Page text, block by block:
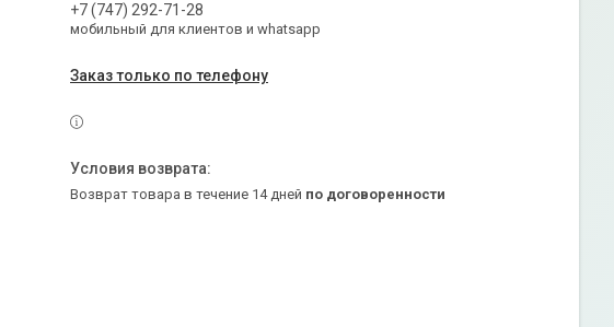
+7 (747) 292-71-28
мобильный для клиентов и whatsapp
Заказ только по телефону
возврат товара в течение 14 дней по договоренности